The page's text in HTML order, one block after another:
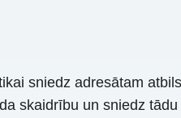
sniedz adresātam
skaidrību un sniedz